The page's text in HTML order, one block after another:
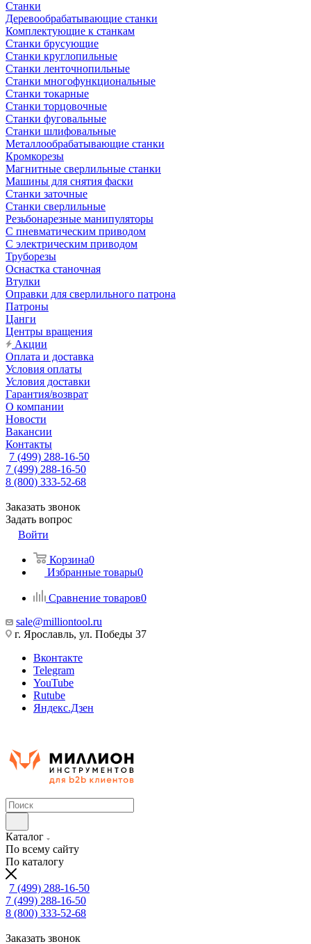
Станки
Деревообрабатывающие станки
Комплектующие к станкам
Станки брусующие
Станки круглопильные
Станки ленточнопильные
Станки многофункциональные
Станки токарные
Станки торцовочные
Станки фуговальные
Станки шлифовальные
Металлообрабатывающие станки
Кромкорезы
Магнитные сверлильные станки
Машины для снятия фаски
Станки заточные
Станки сверлильные
Резьбонарезные манипуляторы
С пневматическим приводом
С электрическим приводом
Труборезы
Оснастка станочная
Втулки
Оправки для сверлильного патрона
Патроны
Цанги
Центры вращения
Акции
Оплата и доставка
Условия оплаты
Условия доставки
Гарантия/возврат
О компании
Новости
Вакансии
Контакты
7 (499) 288-16-50
7 (499) 288-16-50
8 (800) 333-52-68
Заказать звонок
Задать вопрос
Войти
Корзина0
Избранные товары0
Сравнение товаров0
sale@milliontool.ru
г. Ярославль, ул. Победы 37
Вконтакте
Telegram
YouTube
Rutube
Яндекс.Дзен
Каталог
По всему сайту
По каталогу
7 (499) 288-16-50
7 (499) 288-16-50
8 (800) 333-52-68
Заказать звонок